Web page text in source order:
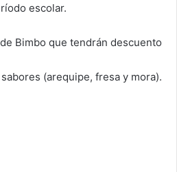
escolar.
Bimbo que tendrán descuento
(arequipe, fresa y mora).